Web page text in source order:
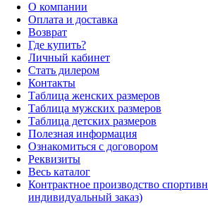
О компании
Оплата и доставка
Возврат
Где купить?
Личный кабинет
Стать дилером
Контакты
Таблица женских размеров
Таблица мужских размеров
Таблица детских размеров
Полезная информация
Ознакомиться с договором
Реквизиты
Весь каталог
Контрактное производство
индивидуальный заказ)